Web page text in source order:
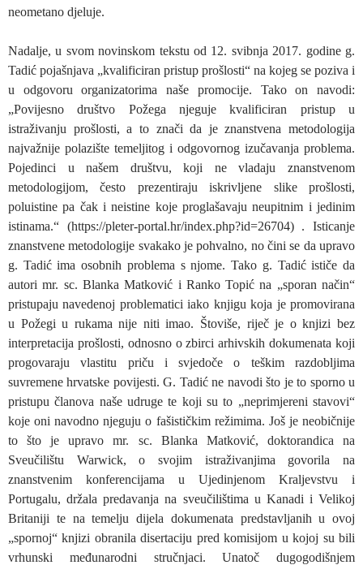
neometano djeluje.
Nadalje, u svom novinskom tekstu od 12. svibnja 2017. godine g.
Tadić pojašnjava „kvalificiran pristup prošlosti“ na kojeg se poziva i
u odgovoru organizatorima naše promocije. Tako on navodi:
„Povijesno društvo Požega njeguje kvalificiran pristup u
istraživanju prošlosti, a to znači da je znanstvena metodologija
najvažnije polazište temeljitog i odgovornog izučavanja problema.
Pojedinci u našem društvu, koji ne vladaju znanstvenom
metodologijom, često prezentiraju iskrivljene slike prošlosti,
poluistine pa čak i neistine koje proglašavaju neupitnim i jedinim
istinama.“ (https://pleter-portal.hr/index.php?id=26704) . Isticanje
znanstvene metodologije svakako je pohvalno, no čini se da upravo
g. Tadić ima osobnih problema s njome. Tako g. Tadić ističe da
autori mr. sc. Blanka Matković i Ranko Topić na „sporan način“
pristupaju navedenoj problematici iako knjigu koja je promovirana
u Požegi u rukama nije niti imao. Štoviše, riječ je o knjizi bez
interpretacija prošlosti, odnosno o zbirci arhivskih dokumenata koji
progovaraju vlastitu priču i svjedoče o teškim razdobljima
suvremene hrvatske povijesti. G. Tadić ne navodi što je to sporno u
pristupu članova naše udruge te koji su to „neprimjereni stavovi“
koje oni navodno njeguju o fašističkim režimima. Još je neobičnije
to što je upravo mr. sc. Blanka Matković, doktorandica na
Sveučilištu Warwick, o svojim istraživanjima govorila na
znanstvenim konferencijama u Ujedinjenom Kraljevstvu i
Portugalu, držala predavanja na sveučilištima u Kanadi i Velikoj
Britaniji te na temelju dijela dokumenata predstavljanih u ovoj
„spornoj“ knjizi obranila disertaciju pred komisijom u kojoj su bili
vrhunski međunarodni stručnjaci. Unatoč dugogodišnjem